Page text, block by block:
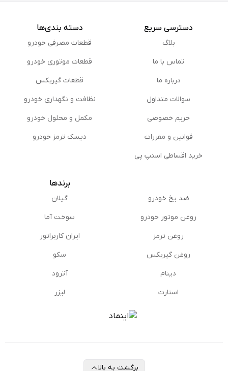
دسترسی سریع
بلاگ
تماس با ما
درباره ما
سوالات متداول
حریم خصوصی
قوانین و مقررات
خرید اقساطی اسنپ پی
دسته بندی‌ها
قطعات مصرفی خودرو
قطعات موتوری خودرو
قطعات گیربکس
نظافت و نگهداری خودرو
مكمل و محلول خودرو
دیسک ترمز خودرو
ضد یخ خودرو
روغن موتور خودرو
روغن ترمز
روغن گیربكس
دینام
استارت
برندها
گیلان
سوخت آما
ایران کاربراتور
سکو
آترود
لیزر
برگشت به بالا